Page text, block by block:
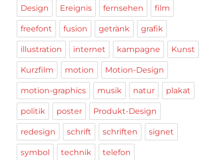
Design Ereignis fernsehen film
freefont fusion getränk grafik
illustration internet kampagne Kunst
Kurzfilm motion Motion-Design
motion-graphics musik natur plakat
politik poster Produkt-Design
redesign schrift schriften signet
symbol technik telefon